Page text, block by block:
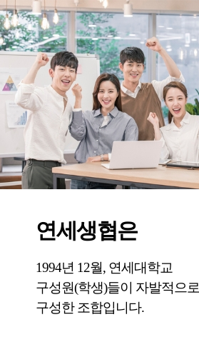
연세생협은
1994년 12월, 연세대학교
구성원(학생)들이 자발적으로
구성한 조합입니다.